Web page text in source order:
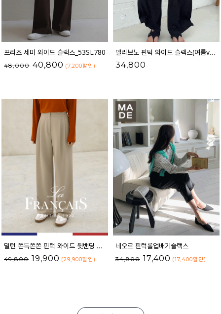
프리즈 세미 와이드 슬랙스_53SL780
48,000 40,800 (7,200할인 )
멜리브노 핀턱 와이드 슬랙스(여름ver.)_52SL213
34,800
밀턴 쫀득쫀쫀 핀턱 와이드 뒷밴딩 슬랙스
49,800 19,900 (29,900할인 )
네오르 핀턱롤업배기슬랙스
34,800 17,400 (17,400할인 )